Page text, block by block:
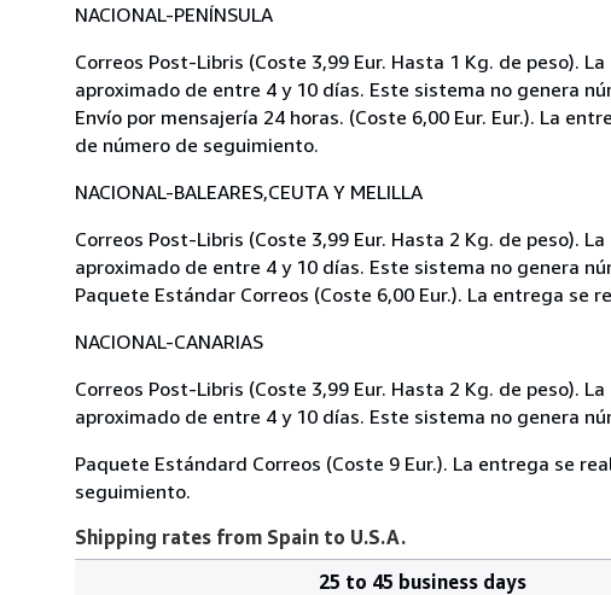
NACIONAL-PENÍNSULA
Correos Post-Libris (Coste 3,99 Eur. Hasta 1 Kg. de peso).
aproximado de entre 4 y 10 días. Este sistema no genera
Envío por mensajería 24 horas. (Coste 6,00 Eur. Eur.). La
de número de seguimiento.
NACIONAL-BALEARES,CEUTA Y MELILLA
Correos Post-Libris (Coste 3,99 Eur. Hasta 2 Kg. de peso).
aproximado de entre 4 y 10 días. Este sistema no genera
Paquete Estándar Correos (Coste 6,00 Eur.). La entrega se
NACIONAL-CANARIAS
Correos Post-Libris (Coste 3,99 Eur. Hasta 2 Kg. de peso).
aproximado de entre 4 y 10 días. Este sistema no genera
Paquete Estándard Correos (Coste 9 Eur.). La entrega se
seguimiento.
Shipping rates from Spain to U.S.A.
25 to 45 business days